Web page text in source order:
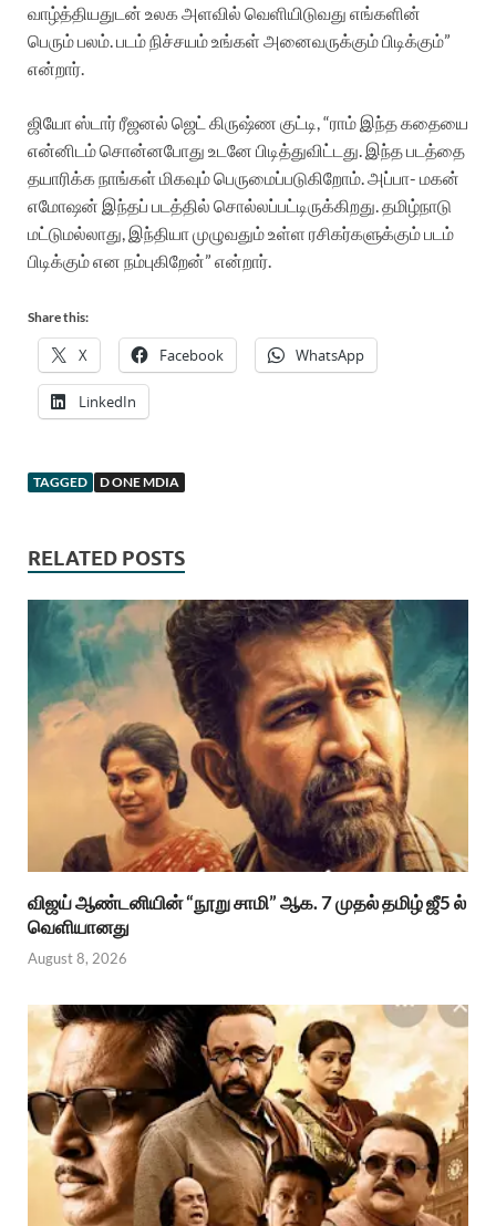
வாழ்த்தியதுடன் உலக அளவில் வெளியிடுவது எங்களின்
பெரும் பலம். படம் நிச்சயம் உங்கள் அனைவருக்கும் பிடிக்கும்”
என்றார்.
ஜியோ ஸ்டார் ரீஜனல் ஜெட் கிருஷ்ண குட்டி, “ராம் இந்த கதையை
என்னிடம் சொன்னபோது உடனே பிடித்துவிட்டது. இந்த படத்தை
தயாரிக்க நாங்கள் மிகவும் பெருமைப்படுகிறோம். அப்பா- மகன்
எமோஷன் இந்தப் படத்தில் சொல்லப்பட்டிருக்கிறது. தமிழ்நாடு
மட்டுமல்லாது, இந்தியா முழுவதும் உள்ள ரசிகர்களுக்கும் படம்
பிடிக்கும் என நம்புகிறேன்” என்றார்.
Share this:
X Facebook WhatsApp
LinkedIn
TAGGED D ONE MDIA
RELATED POSTS
விஜய் ஆண்டனியின் “நூறு சாமி” ஆக. 7 முதல் தமிழ் ஜீ5 ல்
வெளியானது
August 8, 2026